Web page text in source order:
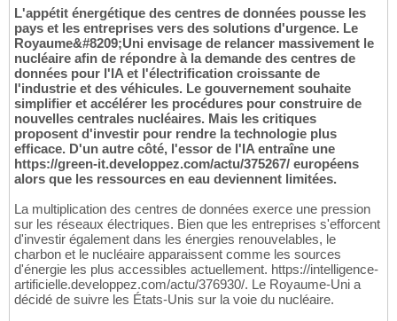
L'appétit énergétique des centres de données pousse les
pays et les entreprises vers des solutions d'urgence. Le
Royaume&#8209;Uni envisage de relancer massivement le
nucléaire afin de répondre à la demande des centres de
données pour l'IA et l'électrification croissante de
l'industrie et des véhicules. Le gouvernement souhaite
simplifier et accélérer les procédures pour construire de
nouvelles centrales nucléaires. Mais les critiques
proposent d'investir pour rendre la technologie plus
efficace. D'un autre côté, l'essor de l'IA entraîne une
https://green-it.developpez.com/actu/375267/ européens
alors que les ressources en eau deviennent limitées.
La multiplication des centres de données exerce une pression
sur les réseaux électriques. Bien que les entreprises s'efforcent
d'investir également dans les énergies renouvelables, le
charbon et le nucléaire apparaissent comme les sources
d'énergie les plus accessibles actuellement. https://intelligence-
artificielle.developpez.com/actu/376930/. Le Royaume-Uni a
décidé de suivre les États-Unis sur la voie du nucléaire.